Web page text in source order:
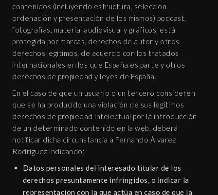
contenidos (incluyendo estructura, selección,
ordenación y presentación de los mismos) podcast,
fotografías, material audiovisual y gráficos, está
protegida por marcas, derechos de autor y otros
derechos legítimos, de acuerdo con los tratados
internacionales en los que España es parte y otros
derechos de propiedad y leyes de España.
En el caso de que un usuario o un tercero consideren
que se ha producido una violación de sus legítimos
derechos de propiedad intelectual por la introducción
de un determinado contenido en la web, deberá
notificar dicha circunstancia a Fernando Álvarez
Rodríguez indicando:
Datos personales del interesado titular de los
derechos presuntamente infringidos, o indicar la
representación con la que actúa en caso de que la